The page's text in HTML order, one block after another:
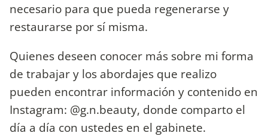
necesario para que pueda regenerarse y
restaurarse por sí misma.
Quienes deseen conocer más sobre mi forma
de trabajar y los abordajes que realizo
pueden encontrar información y contenido en
Instagram: @g.n.beauty, donde comparto el
día a día con ustedes en el gabinete.